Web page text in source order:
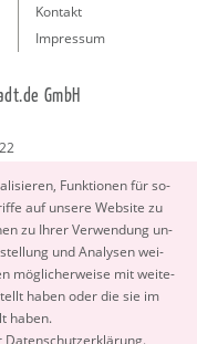
Funk­tio­nen für so­
auf un­se­re Web­site zu
zu Ihrer Ver­wen­dung un­
und Ana­ly­sen wei­
mög­li­cher­wei­se mit wei­te­
haben oder die sie im
haben.
Da­ten­schut­z­er­klä­rung.
Kontakt
Impressum
GmbH
GmbH.